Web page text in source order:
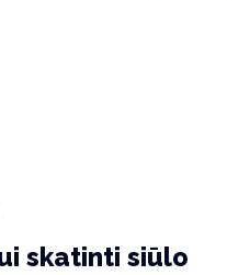
skatinti siūlo